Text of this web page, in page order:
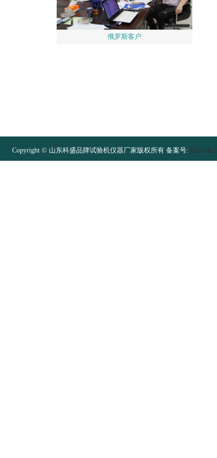
俄罗斯客户
Copyright © 山东科盛品牌试验机仪器厂家版权所有 备案号:鲁ICP备